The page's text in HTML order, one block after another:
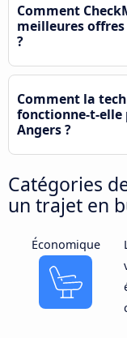
Comment
meilleures
?
Comment la
fonctionne-t-elle
Angers ?
Catégories
un trajet en
Économique